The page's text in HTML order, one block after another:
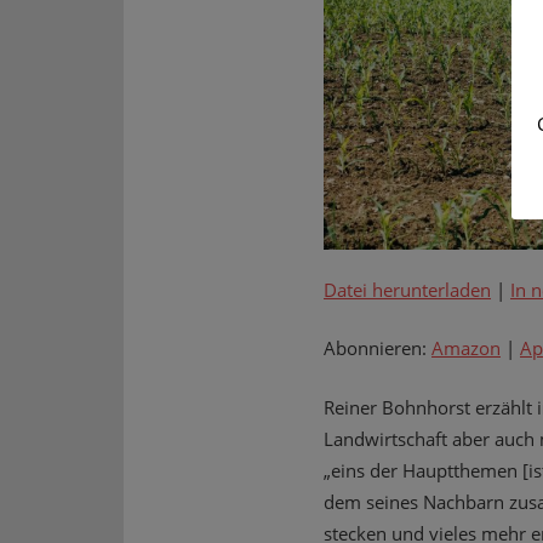
Datei herunterladen | In
Abonnieren: Amazon |
Reiner Bohnhorst erzählt
Landwirtschaft aber
„eins der Hauptthemen
dem seines Nachbarn
stecken und vieles mehr